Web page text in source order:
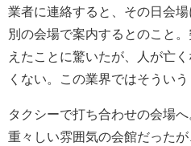
業者に連絡すると、その日会
別の会場で案内するとのこと
えたことに驚いたが、人が亡
くない。この業界ではそういう
タクシーで打ち合わせの会場へ
重々しい雰囲気の会館だった